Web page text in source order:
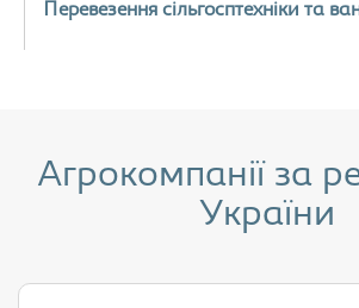
Перевезення сільгосптехніки та
Агрокомпанії за
України